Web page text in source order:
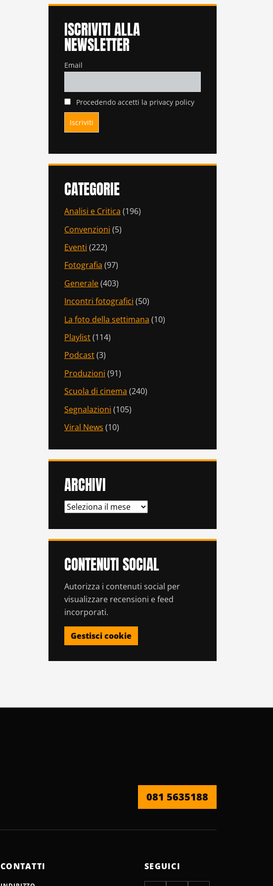
ISCRIVITI ALLA
NEWSLETTER
Email
Procedendo accetti la privacy policy
CATEGORIE
Analisi e Critica (196)
Convenzioni (5)
Eventi (222)
Fotografia (97)
Generale(403)
Incontri fotografici (50)
La foto della settimana (10)
Playlist(114)
Podcast(3)
Produzioni (91)
Scuola di cinema (240)
Segnalazioni (105)
Viral News (10)
ARCHIVI
ARCHIVI
CONTENUTI SOCIAL
Autorizza i contenuti social per
visualizzare recensioni e feed
incorporati.
Gestisci cookie
081 5635188
CONTATTI SEGUICI